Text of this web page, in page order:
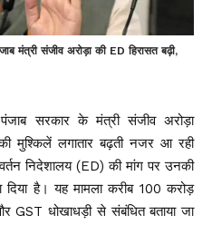
संजीव अरोड़ा की ED हिरासत बढ़ी,
पंजाब सरकार के मंत्रीसंजीव अरोड़ा
लगातार बढ़ती नजर आ रही
निदेशालय (ED) की मांग पर उनकी
है। यह मामला करीब ₹100 करोड़
धोखाधड़ी से संबंधित बताया जा